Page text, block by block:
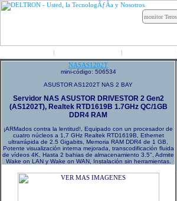
| |
NASAS1202T
mini-código: 506534
ASUSTOR AS1202T NAS 2 BAY
Servidor NAS ASUSTOR DRIVESTOR 2 Gen2
(AS1202T), Realtek RTD1619B 1.7GHz QC/1GB
DDR4 RAM
¡ARMados contra la lentitud!, Equipado con un procesador de
cuatro núcleos a 1,7 GHz Realtek RTD1619B, Ethernet
ultrarrápida de 2.5 Gigabits, Memoria RAM DDR4 de 1 GB,
Potente visualización interna mejorada, transcodificación fluida
de vídeos 4K, Hasta 2 bahias de almacenamiento 3.5", Admite
Wake on LAN y Wake on WAN, Instalación sin herramientas.